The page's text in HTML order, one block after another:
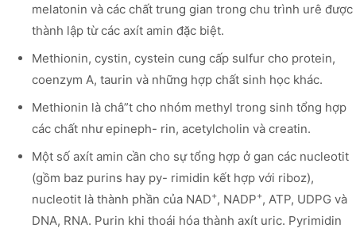
melatonin và các chất trung gian trong chu trình urê được
thành lập từ các axít amin đặc biệt.
Methionin, cystin, cystein cung cấp sulfur cho protein,
coenzym A, taurin và những hợp chất sinh học khác.
Methionin là châ”t cho nhóm methyl trong sinh tổng hợp
các chất như epineph- rin, acetylcholin và creatin.
Một số axít amin cần cho sự tổng hợp ở gan các nucleotit
(gồm baz purins hay py- rimidin kết hợp với riboz),
nucleotit là thành phần của NAD+, NADP+, ATP, UDPG và
DNA, RNA. Purin khi thoái hóa thành axít uric. Pyrimidin